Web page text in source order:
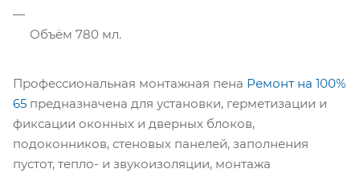
Объём 780 мл.
Профессиональная монтажная пена Ремонт на 100%
65 предназначена для установки, герметизации и
фиксации оконных и дверных блоков,
подоконников, стеновых панелей, заполнения
пустот, тепло- и звукоизоляции, монтажа